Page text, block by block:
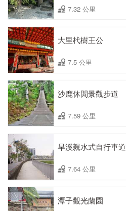
7.32 公里
大里杙樹王公
7.5 公里
沙鹿休閒景觀步道
7.59 公里
旱溪親水式自行車道
7.64 公里
潭子觀光蘭園